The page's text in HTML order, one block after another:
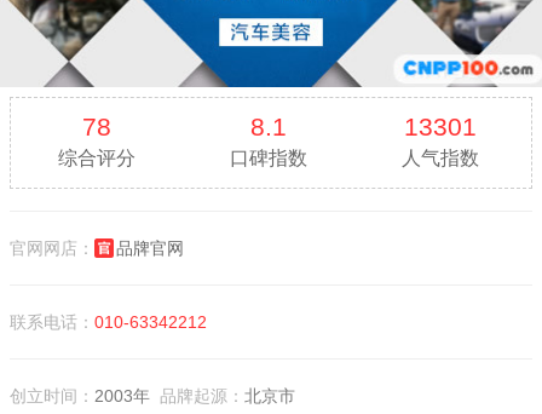
78
综合评分
8.1
口碑指数
13301
人气指数
官网网店： 品牌官网
联系电话： 010-63342212
创立时间： 2003年 品牌起源： 北京市